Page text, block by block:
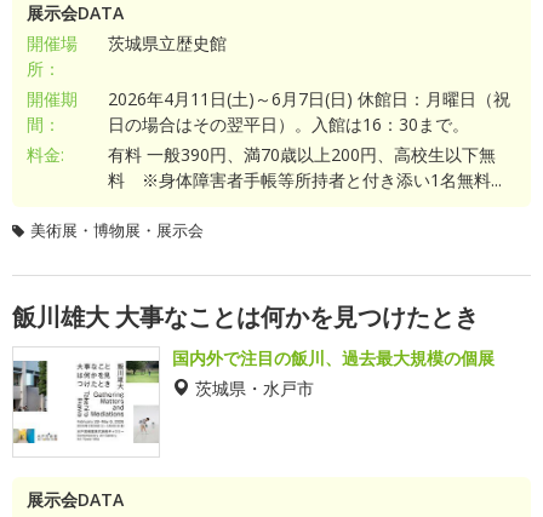
展示会DATA
開催場
所：
茨城県立歴史館
開催期
間：
2026年4月11日(土)～6月7日(日) 休館日：月曜日（祝
日の場合はその翌平日）。入館は16：30まで。
料金:
有料 一般390円、満70歳以上200円、高校生以下無
料 ※身体障害者手帳等所持者と付き添い1名無料...
美術展・博物展・展示会
飯川雄大 大事なことは何かを見つけたとき
国内外で注目の飯川、過去最大規模の個展
茨城県・水戸市
展示会DATA